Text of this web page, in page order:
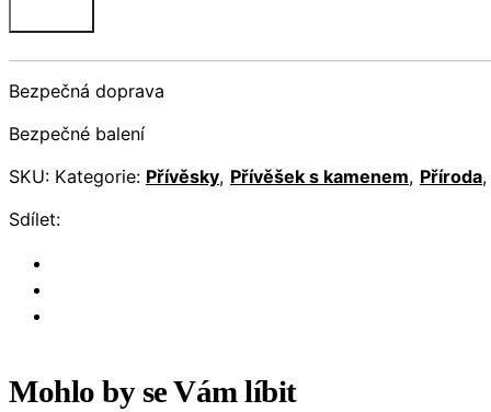
Bezpečná doprava
Bezpečné balení
SKU: Kategorie: Přívěsky, Přívěšek s kamenem, Příroda
Sdílet:
Mohlo by se Vám líbit